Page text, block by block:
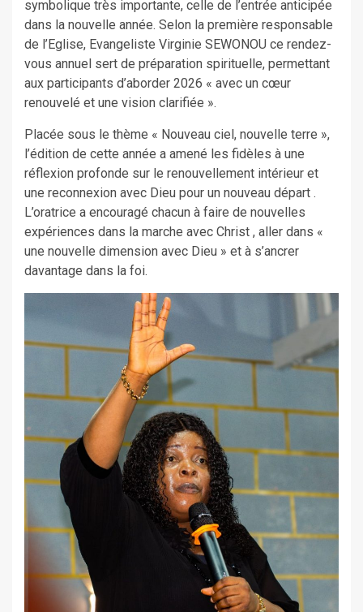
symbolique très importante, celle de l’entrée anticipée
dans la nouvelle année. Selon la première responsable
de l’Eglise, Evangeliste Virginie SEWONOU ce rendez-
vous annuel sert de préparation spirituelle, permettant
aux participants d’aborder 2026 « avec un cœur
renouvelé et une vision clarifiée ».
Placée sous le thème « Nouveau ciel, nouvelle terre »,
l’édition de cette année a amené les fidèles à une
réflexion profonde sur le renouvellement intérieur et
une reconnexion avec Dieu pour un nouveau départ .
L’oratrice a encouragé chacun à faire de nouvelles
expériences dans la marche avec Christ , aller dans «
une nouvelle dimension avec Dieu » et à s’ancrer
davantage dans la foi.